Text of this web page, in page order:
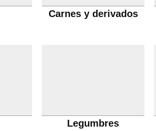
Carnes y derivados
Legumbres